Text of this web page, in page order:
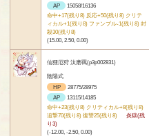
AP
15058/16136
命中+17(残り8) 反応+50(残り8) クリテ
ィカル+1(残り8) ファンブル-1(残り8) 封
殺30(残り8)
(15.00, 2.50, 0.00)
仙狸厄狩 汰磨羈(p3p002831)
陰陽式
HP
28775/28975
AP
13115/14185
命中+23(残り8) クリティカル+8(残り8)
追撃70(残り8) 復讐25(残り8)
炎獄(残
り3)
(-12.00, -2.50, 0.00)